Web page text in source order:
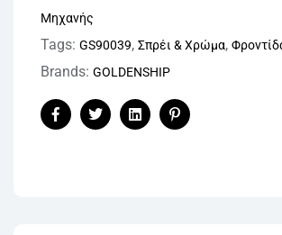
Μηχανής
Tags: GS90039, Σπρέι & Χρώμα,
Brands: GOLDENSHIP
FacebookTwitterLinkedinPinterest